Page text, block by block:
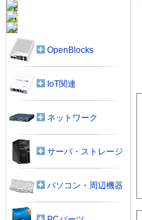
OpenBlocks
IoT関連
ネットワーク
サーバ・ストレージ
パソコン・周辺機器